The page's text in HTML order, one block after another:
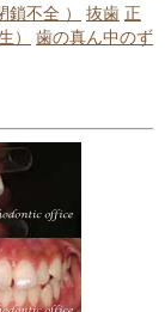
不全 ） 抜歯 正
）
歯の真ん中のず